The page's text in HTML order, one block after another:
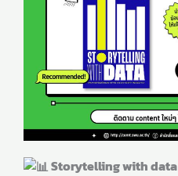
Storytelling with data